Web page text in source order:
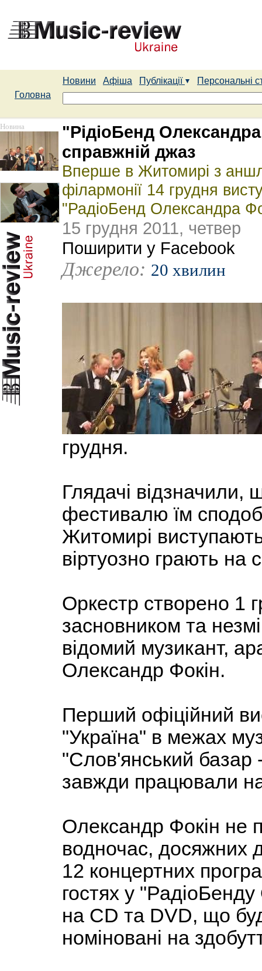
Новини Афіша Публікації
Персональні
Головна
Новина
"РідіоБенд
справжній джаз
Вперше в Житомирі з
філармонії 14 грудня
"РадіоБенд Олександра
15 грудня 2011, четвер
Поширити у Facebook
Джерело: 20 хвилин
грудня.
Глядачі відзначили,
фестивалю їм
Житомирі
віртуозно грають на
Оркестр створено 1
засновником та
відомий музикант,
Олександр Фокін.
Перший офіційний
"Україна" в межах
"Слов'янський базар
завжди працювали
Олександр Фокін не
водночас, досяжних
12 концертних
гостях у
на СD та DVD, що
номіновані на